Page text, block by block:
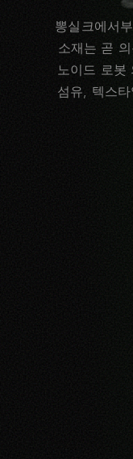
뽕실크에서
소재는 곧
노이드 로봇
섬유, 텍스